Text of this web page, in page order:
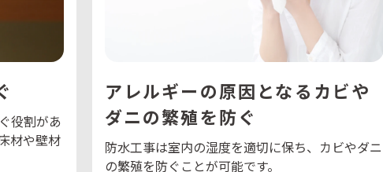
役割があ
材や壁材
アレルギーの原因となるカビや
ダニの繁殖を防ぐ
防水工事は室内の湿度を適切に保ち、カビやダニ
の繁殖を防ぐことが可能です。